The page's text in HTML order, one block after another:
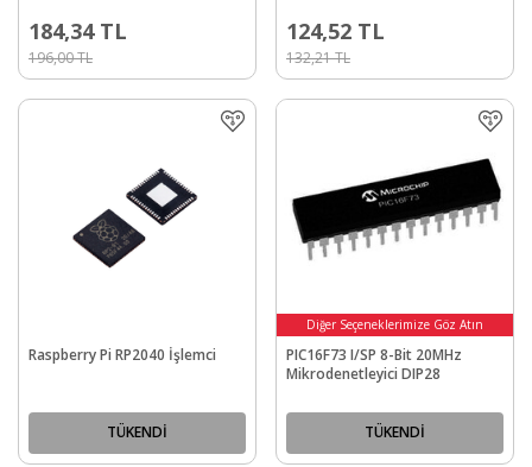
196,00TL
184,34TL
132,21TL
124,52 TL
Raspberry Pi RP2040 İşlemci
TÜKENDİ
Diğer Seçeneklerimize Göz Atın
PIC16F73 I/SP 8-Bit 20MHz
Mikrodenetleyici DIP28
TÜKENDİ